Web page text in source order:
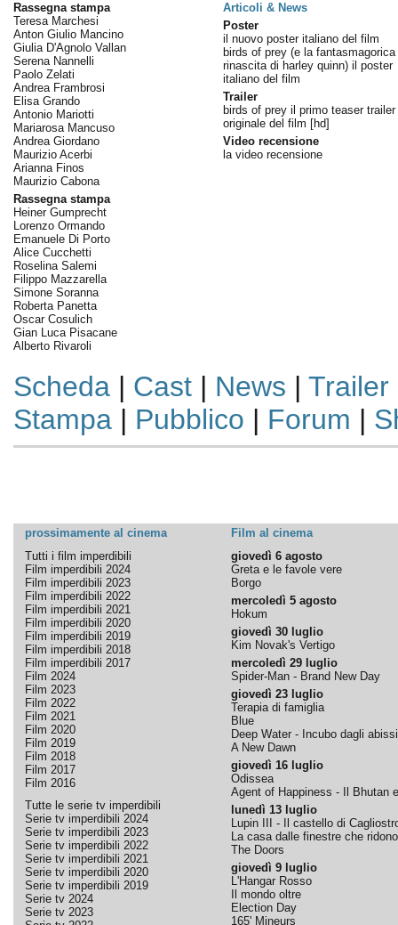
Rassegna stampa
Teresa Marchesi
Anton Giulio Mancino
Giulia D'Agnolo Vallan
Serena Nannelli
Paolo Zelati
Andrea Frambrosi
Elisa Grando
Antonio Mariotti
Mariarosa Mancuso
Andrea Giordano
Maurizio Acerbi
Arianna Finos
Maurizio Cabona
Rassegna stampa
Heiner Gumprecht
Lorenzo Ormando
Emanuele Di Porto
Alice Cucchetti
Roselina Salemi
Filippo Mazzarella
Simone Soranna
Roberta Panetta
Oscar Cosulich
Gian Luca Pisacane
Alberto Rivaroli
Articoli & News
Poster
il nuovo poster italiano del film
birds of prey (e la fantasmagorica
rinascita di harley quinn) il poster
italiano del film
Trailer
birds of prey il primo teaser trailer
originale del film [hd]
Video recensione
la video recensione
Scheda| Cast| News | Trailer
Stampa| Pubblico | Forum |
prossimamente al cinema
Film al cinema
Tutti i film imperdibili
Film imperdibili 2024
Film imperdibili 2023
Film imperdibili 2022
Film imperdibili 2021
Film imperdibili 2020
Film imperdibili 2019
Film imperdibili 2018
Film imperdibili 2017
Film 2024
Film 2023
Film 2022
Film 2021
Film 2020
Film 2019
Film 2018
Film 2017
Film 2016
Tutte le serie tv imperdibili
Serie tv imperdibili 2024
Serie tv imperdibili 2023
Serie tv imperdibili 2022
Serie tv imperdibili 2021
Serie tv imperdibili 2020
Serie tv imperdibili 2019
Serie tv 2024
Serie tv 2023
giovedì 6 agosto
Greta e le favole vere
Borgo
mercoledì 5 agosto
Hokum
giovedì 30 luglio
Kim Novak's Vertigo
mercoledì 29 luglio
Spider-Man - Brand New Day
giovedì 23 luglio
Terapia di famiglia
Blue
Deep Water - Incubo dagli abissi
A New Dawn
giovedì 16 luglio
Odissea
Agent of Happiness - Il Bhutan
lunedì 13 luglio
Lupin III - Il castello di
La casa dalle finestre che ridono
The Doors
giovedì 9 luglio
L'Hangar Rosso
Il mondo oltre
Election Day
165' Mineurs